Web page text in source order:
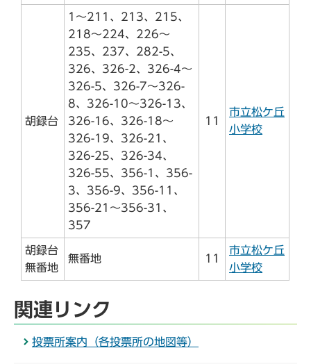
胡録台
1～211、213、215、
218～224、226～
235、237、282-5、
326、326-2、326-4～
326-5、326-7～326-
8、326-10～326-13、
326-16、326-18～
326-19、326-21、
326-25、326-34、
326-55、356-1、356-
3、356-9、356-11、
356-21～356-31、
357
11
市立松ケ丘
小学校
胡録台
無番地
無番地 11
市立松ケ丘
小学校
関連リンク
投票所案内（各投票所の地図等）